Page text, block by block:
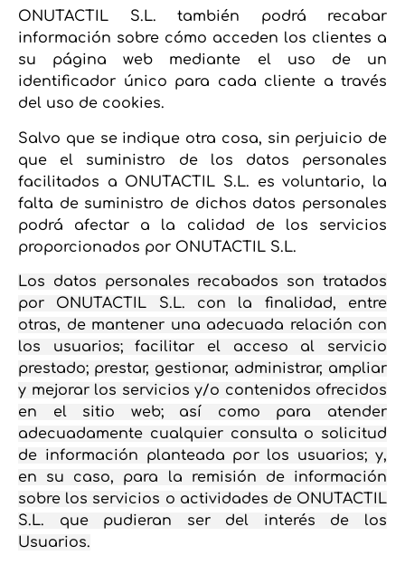
ONUTACTIL S.L. también podrá recabar
información sobre cómo acceden los clientes a
su página web mediante el uso de un
identificador único para cada cliente a través
del uso de cookies.
Salvo que se indique otra cosa, sin perjuicio de
que el suministro de los datos personales
facilitados a ONUTACTIL S.L. es voluntario, la
falta de suministro de dichos datos personales
podrá afectar a la calidad de los servicios
proporcionados por ONUTACTIL S.L.
Los datos personales recabados son tratados
por ONUTACTIL S.L. con la finalidad, entre
otras, de mantener una adecuada relación con
los usuarios; facilitar el acceso al servicio
prestado; prestar, gestionar, administrar, ampliar
y mejorar los servicios y/o contenidos ofrecidos
en el sitio web; así como para atender
adecuadamente cualquier consulta o solicitud
de información planteada por los usuarios; y,
en su caso, para la remisión de información
sobre los servicios o actividades de ONUTACTIL
S.L. que pudieran ser del interés de los
Usuarios.